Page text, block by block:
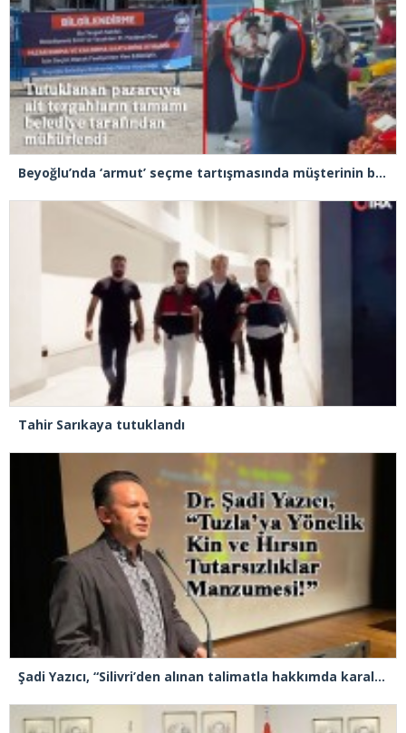
Beyoğlu’nda ‘armut’ seçme tartışmasında müşterinin başına kalas fırlatan pazarcı tutuklandı
Tahir Sarıkaya tutuklandı
Şadi Yazıcı, “Silivri’den alınan talimatla hakkımda karalama kampanyası yürütülüyor”